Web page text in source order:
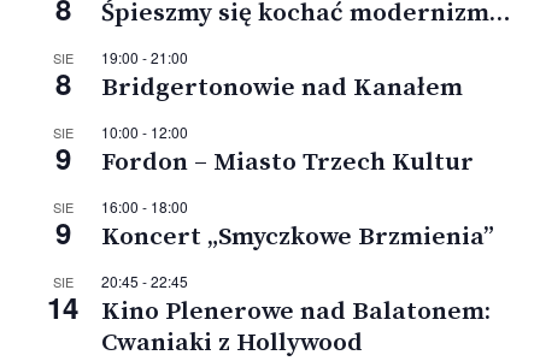
8 Śpieszmy się kochać modernizm…
SIE
8
19:00 -21:00
Bridgertonowie nad Kanałem
SIE
9
10:00 - 12:00
Fordon – Miasto Trzech Kultur
SIE
9
16:00 - 18:00
Koncert „Smyczkowe Brzmienia”
SIE
14
20:45 -22:45
Kino Plenerowe nad Balatonem:
Cwaniaki z Hollywood